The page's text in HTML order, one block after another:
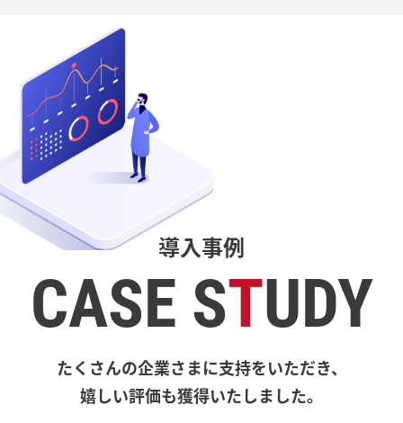
導入事例
CASE STUDY
たくさんの企業さまに支持をいただき、
嬉しい評価も獲得いたしました。